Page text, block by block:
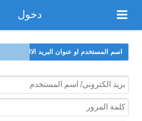
دخول
اسم المستخدم او عنوان البريد الالكتروني